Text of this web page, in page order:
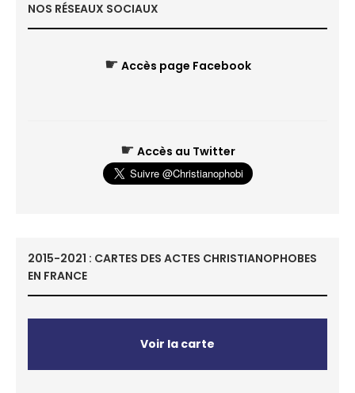
NOS RÉSEAUX SOCIAUX
☛ Accès page Facebook
☛ Accès au Twitter
2015-2021 : CARTES DES ACTES CHRISTIANOPHOBES
EN FRANCE
Voir la carte